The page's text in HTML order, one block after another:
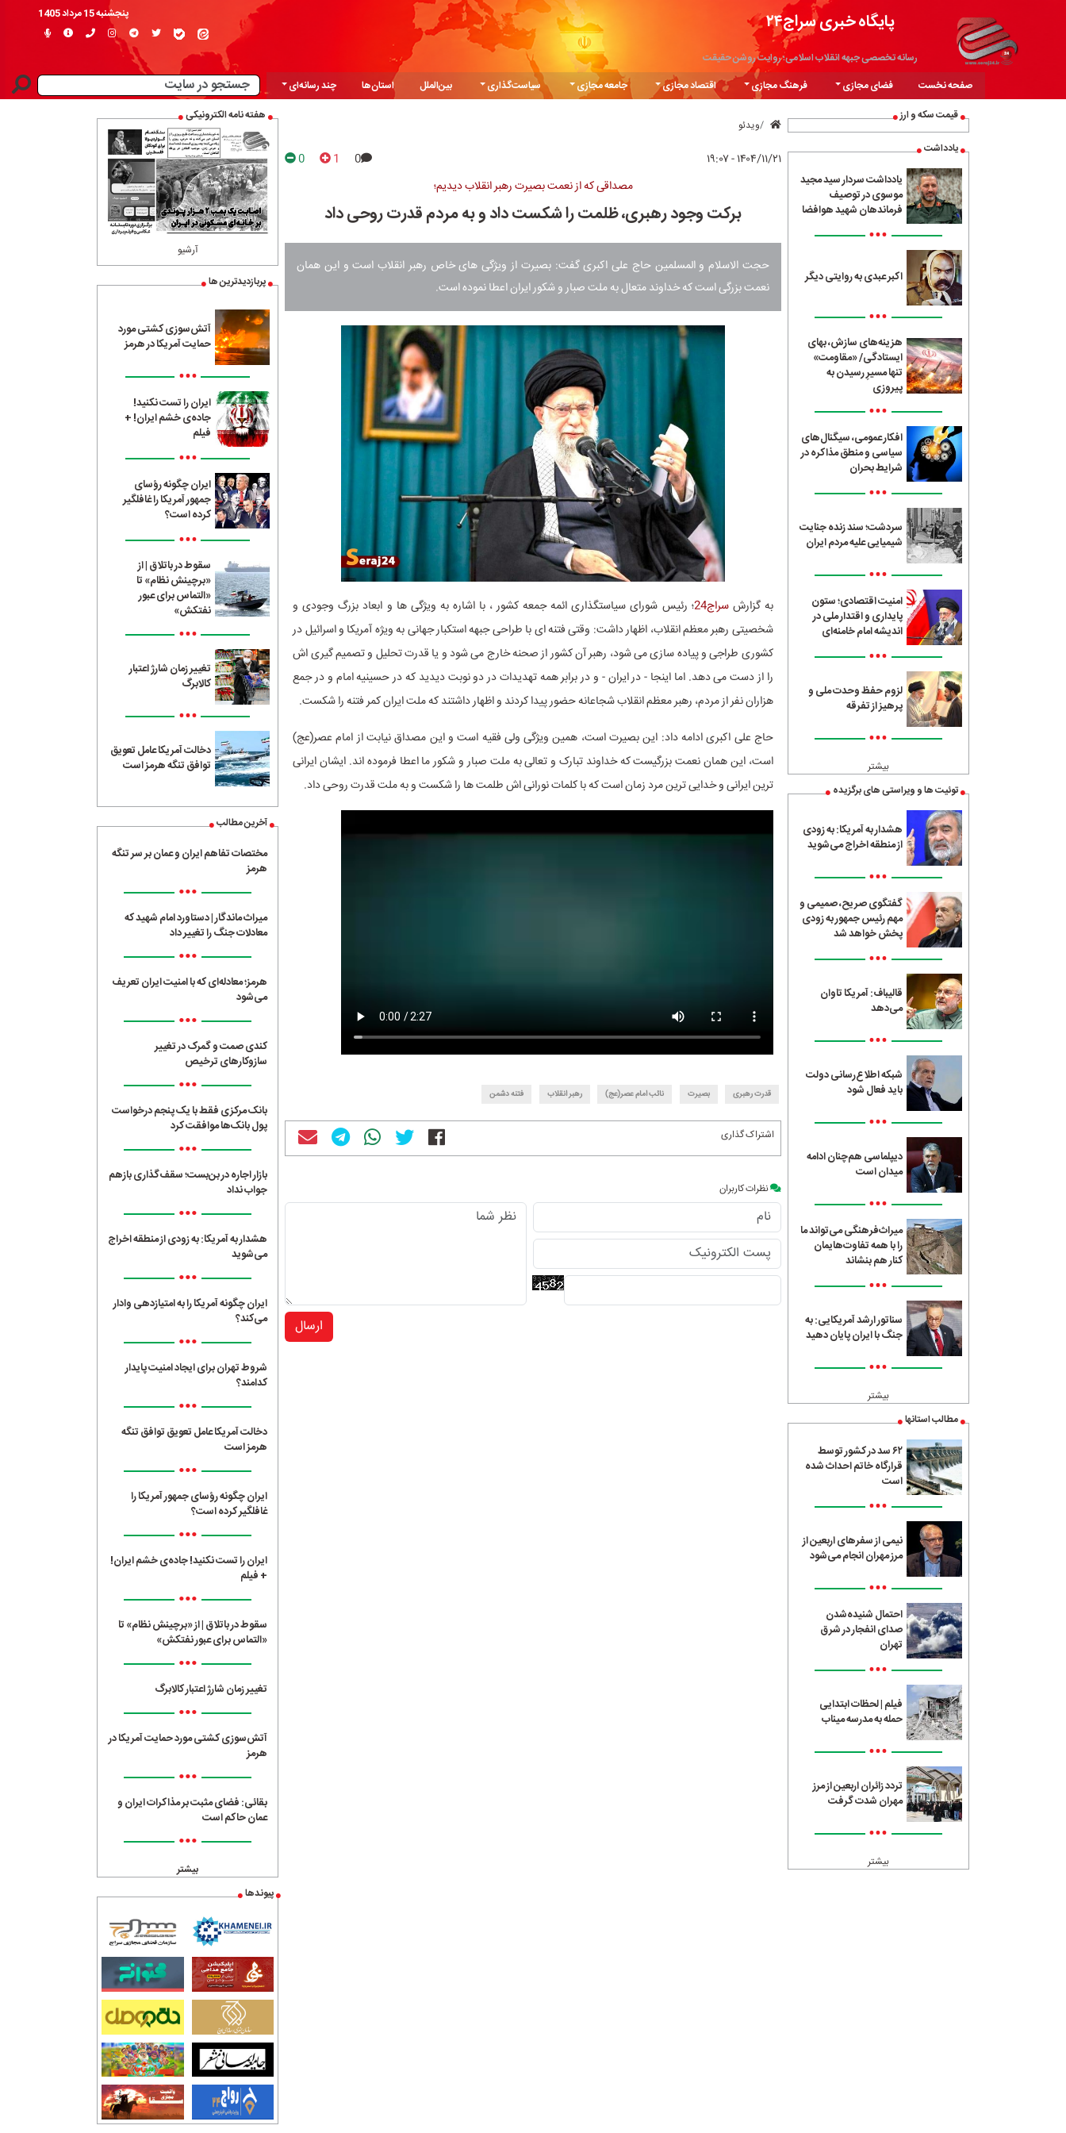
پایگاه خبری سراج۲۴
رسانه تخصصی جبهه انقلاب اسلامی؛ روایت روشن حقیقت
پنجشنبه 15 مرداد 1405
صفحه نخست فضای مجازی فرهنگ مجازی اقتصاد مجازی جامعه مجازی سیاست‌گذاری بین‌الملل استان‌ها
چند رسانه‌ای
قیمت سکه و ارز
یادداشت
یادداشت سردار سید مجید
موسوی در توصیف
فرماندهان شهید هوافضا
•••
اکبر عبدی به روایتی دیگر
•••
هزینه‌های سازش، بهای
ایستادگی/ «مقاومت»
تنها مسیرِ رسیدن به
پیروزی
•••
افکار عمومی، سیگنال‌های
سیاسی و منطق مذاکره در
شرایط بحران
•••
سردشت؛ سند زنده جنایت
شیمیایی علیه مردم ایران
•••
امنیت اقتصادی؛ ستون
پایداری و اقتدار ملی در
اندیشه امام خامنه‌ای
•••
لزوم حفظ وحدت ملی و
پرهیز از تفرقه
•••
بیشتر
توئیت ها و ویراستی های برگزیده
هشدار به آمریکا: به زودی
از منطقه اخراج می‌شوید
•••
گفتگوی صریح، صمیمی و
مهم رئیس جمهور به زودی
پخش خواهد شد
•••
قالیباف: آمریکا تاوان
می‌دهد
•••
شبکه اطلاع‌رسانی دولت
باید فعال شود
•••
دیپلماسی هم‌چنان ادامه
میدان است
•••
میراث‌فرهنگی می‌تواند ما
را با همه تفاوت‌هایمان
کنار هم بنشاند
•••
سناتور ارشد آمریکایی: به
جنگ با ایران پایان دهید
•••
بیشتر
مطالب استانها
۶۲ سد در کشور توسط
قرارگاه خاتم احداث شده
است
•••
نیمی از سفرهای اربعین از
مرز مهران انجام می‌شود
•••
احتمال شنیده‌شدن
صدای انفجار در شرق
تهران
•••
فیلم | لحظات ابتدایی
حمله به مدرسه میناب
•••
تردد زائران اربعین از مرز
مهران شدت گرفت
•••
بیشتر
ویدئو
۱۴۰۴/۱۱/۲۱ - ۱۹:۰۷ 0
1
0
مصداقی که از نعمت بصیرت رهبر انقلاب دیدیم؛
برکت وجود رهبری، ظلمت را شکست داد و به مردم قدرت روحی داد
حجت الاسلام و المسلمین حاج علی اکبری گفت: بصیرت از ویژگی های خاص رهبر انقلاب است و این همان
نعمت بزرگی است که خداوند متعال به ملت صبار و شکور ایران اعطا نموده است.
به گزارشسراج24
؛ رئیس شورای سیاستگذاری ائمه جمعه کشور ، با اشاره به ویژگی ها و ابعاد بزرگ وجودی و
شخصیتی رهبر معظم انقلاب، اظهار داشت: وقتی فتنه ای با طراحی جبهه استکبار جهانی به ویژه آمریکا و اسرائیل در
کشوری طراجی و پیاده سازی می شود، رهبر آن کشور از صحنه خارج می شود و یا قدرت تحلیل و تصمیم گیری اش
را از دست می دهد. اما اینجا - در ایران - و در برابر همه تهدیدات در دو نوبت دیدید که در حسینیه امام و در جمع
هزاران نفر از مردم، رهبر معظم انقلاب شجاعانه حضور پیدا کردند و اظهار داشتند که ملت ایران کمر فتنه را شکست.
حاج علی اکبری ادامه داد: این بصیرت است، همین ویژگی ولی فقیه است و این مصداق نیابت از امام عصر(عج)
است، این همان نعمت بزرگیست که خداوند تبارک و تعالی به ملت صبار و شکور ما اعطا فرموده اند. ایشان ایرانی
ترین ایرانی و خدایی ترین مرد زمان است که با کلمات نورانی اش طلمت ها را شکست و به ملت قدرت روحی داد.
قدرت رهبری بصیرت نائب امام عصر(عج) رهبر انقلاب فتنه دشمن
اشتراک گذاری
نظرات کاربران
ارسال
هفته نامه الکترونیکی
آرشیو
پربازدیدترین ها
آتش‌سوزی کشتی مورد
حمایت آمریکا در هرمز
•••
ایران را تست نکنید!
جاده‌ی خشم ایران! +
فیلم
•••
ایران چگونه رؤسای
جمهور آمریکا را غافلگیر
کرده است؟
•••
سقوط در باتلاق | از
«برچینش نظام» تا
«التماس برای عبور
نفتکش»
•••
تغییر زمان شارژ اعتبار
کالابرگ
•••
دخالت آمریکا عامل تعویق
توافق تنگه هرمز است
آخرین مطالب
مختصات تفاهم ایران و عمان بر سر تنگه
هرمز
•••
میراث ماندگار | دستاورد امام شهید که
معادلات جنگ را تغییر داد
•••
هرمز؛ معادله‌ای که با امنیت ایران تعریف
می‌شود
•••
کندی صمت و گمرک در تغییر
سازوکارهای ترخیص
•••
بانک مرکزی فقط با یک‌ پنجم درخواست
پول بانک‌ها موافقت کرد
•••
بازار اجاره در بن‌بست؛ سقف‌گذاری بازهم
جواب نداد
•••
هشدار به آمریکا: به زودی از منطقه اخراج
می‌شوید
•••
ایران چگونه آمریکا را به امتیازدهی وادار
می‌کند؟
•••
شروط تهران برای ایجاد امنیت پایدار
کدامند؟
•••
دخالت آمریکا عامل تعویق توافق تنگه
هرمز است
•••
ایران چگونه رؤسای جمهور آمریکا را
غافلگیر کرده است؟
•••
ایران را تست نکنید! جاده‌ی خشم ایران!
+ فیلم
•••
سقوط در باتلاق | از «برچینش نظام» تا
«التماس برای عبور نفتکش»
•••
تغییر زمان شارژ اعتبار کالابرگ
•••
آتش‌سوزی کشتی مورد حمایت آمریکا در
هرمز
•••
بقائی: فضای مثبت بر مذاکرات ایران و
عمان حاکم است
•••
بیشتر
پیوندها